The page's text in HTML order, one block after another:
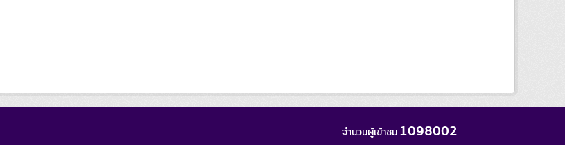
จำนวนผู้เข้าชม1098002